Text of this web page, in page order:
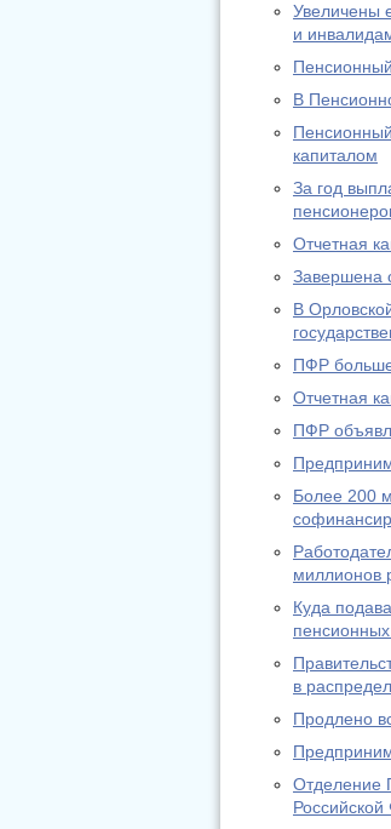
Увеличены
и
В
капиталом
За год
Отчетная
Завершена
В
ПФР
Отчетная
ПФР
Более 200
миллионов
Куда
в
Продлено
Отделение